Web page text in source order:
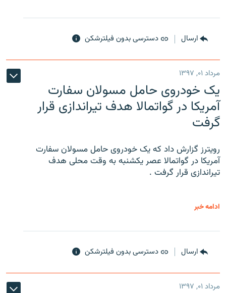
ارسال دسترسی بدون فیلترشکن
مرداد ۰۱, ۱۳۹۷
یک خودروی حامل مسولان سفارت
آمریکا در گواتمالا هدف تیراندازی قرار
گرفت
رویترز گزارش داد که یک خودروی حامل مسولان سفارت
آمریکا در گواتمالا عصر یکشنبه به وقت محلی هدف
تیراندازی قرار گرفت .
ادامه خبر
ارسال دسترسی بدون فیلترشکن
مرداد ۰۱, ۱۳۹۷